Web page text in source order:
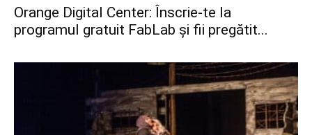
Orange Digital Center: Înscrie-te la
programul gratuit FabLab și fii pregătit...